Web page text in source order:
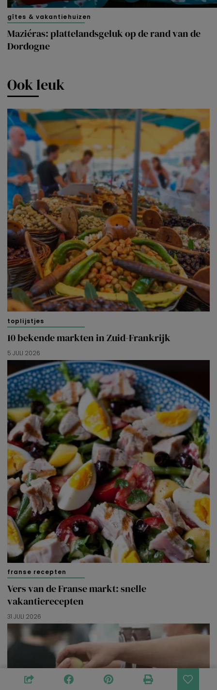
gîtes & vakantiehuizen
Maziéras: plattelandsgeluk op de rand van de
Dordogne
Ook leuk
toplijstjes
10 bekende markten in Zuid-Frankrijk
5 JULI 2026
franse recepten
Vers van de Franse markt: snelle
vakantierecepten
31 JULI 2026